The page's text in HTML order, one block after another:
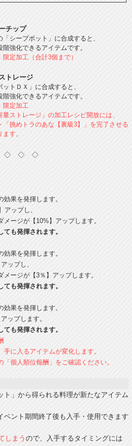
チップ
「シープボット」に合成すると、
階強化できるアイテムです。
限定加工（合計3個まで）
トレージ
ットＤＸ」に合成すると、
階強化できるアイテムです。
限定加工
ストレージ」の加工レシピ開放には、
挑めトラのあな【裏級3】」を完了させる
す。
◇ ◇ ◇
果を発揮します。
アップし、
ージが【10%】アップします。
も発揮されます。
果を発揮します。
ップし、
ージが【3％】アップします。
も発揮されます。
果を発揮します。
ップします。
も発揮されます。
に入るアイテムが変化します。
個人順位報酬」をご確認ください。
ト」から得られる料理が新たなアイテム
ベント期間終了後も入手・使用できます
しまうので、入手するタイミングには